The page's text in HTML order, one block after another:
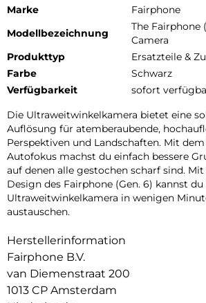
Marke
Fairphone
Modellbezeichnung
The Fairphone
Camera
Produkttyp
Ersatzteile &
Farbe
Schwarz
Verfügbarkeit
sofort
Die Ultraweitwinkelkamera bietet eine
Auflösung für atemberaubende,
Perspektiven und Landschaften. Mit
Autofokus machst du einfach bessere
auf denen alle gestochen scharf sind.
Design des Fairphone (Gen. 6) kannst du
Ultraweitwinkelkamera in wenigen
austauschen.
Herstellerinformation
Fairphone B.V.
van Diemenstraat 200
1013 CP Amsterdam